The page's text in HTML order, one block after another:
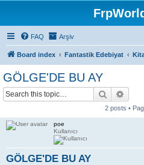
FAQ Arşiv
Board index Fantastik Edebiyat
GÖLGE'DE BU AY
Search
2 posts •
poe
Kullanıcı
GÖLGE'DE BU AY